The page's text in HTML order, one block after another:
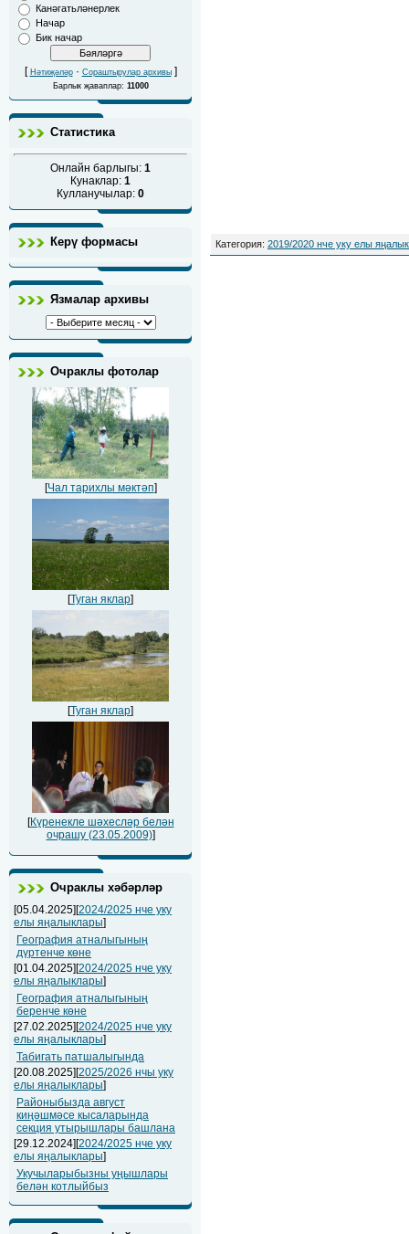
Канәгатьләнерлек
Начар
Бик начар
[ Нәтиҗәләр· Сораштырулар архивы]
Барлык җаваплар: 11000
Статистика
Онлайн барлыгы: 1
Кунаклар: 1
Кулланучылар: 0
Керү формасы
Язмалар архивы
Очраклы фотолар
[Чал тарихлы мәктәп]
[Туган яклар]
[Туган яклар]
[Күренекле шәхесләр белән
очрашу (23.05.2009)]
Очраклы хәбәрләр
[05.04.2025][2024/2025 нче уку
елы яңалыклары]
География атналыгының
дүртенче көне
[01.04.2025][2024/2025 нче уку
елы яңалыклары]
География атналыгының
беренче көне
[27.02.2025][2024/2025 нче уку
елы яңалыклары]
Табигать патшалыгында
[20.08.2025][2025/2026 нчы уку
елы яңалыклары]
Районыбызда август
киңәшмәсе кысаларында
секция утырышлары башлана
[29.12.2024][2024/2025 нче уку
елы яңалыклары]
Укучыларыбызны уңышлары
белән котлыйбыз
Категория: 2019/2020 нче уку елы